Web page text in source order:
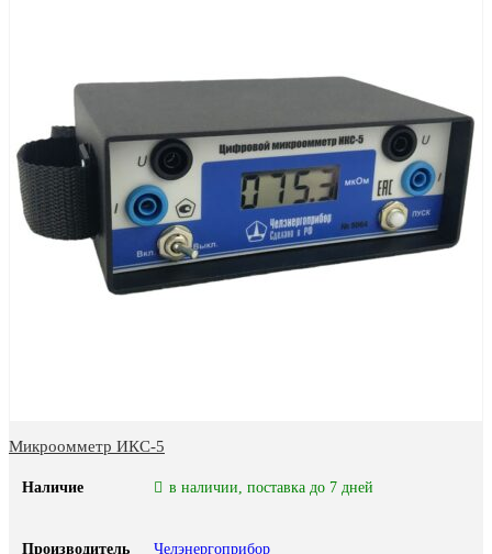
Микроомметр ИКС-5
Наличие в наличии, поставка до 7 дней
Производитель Челэнергоприбор